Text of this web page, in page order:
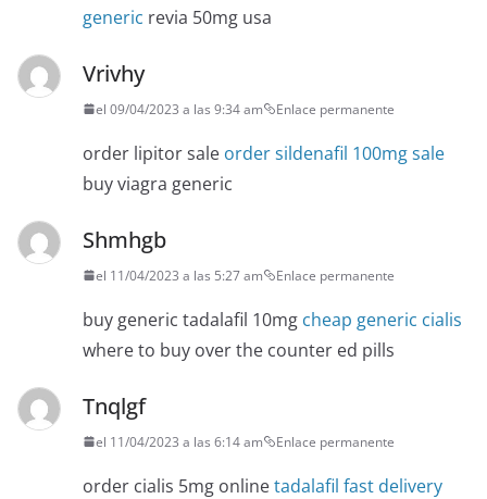
generic revia 50mg usa
Vrivhy
el 09/04/2023 a las 9:34 am Enlace permanente
order lipitor sale order sildenafil 100mg sale
buy viagra generic
Shmhgb
el 11/04/2023 a las 5:27 am Enlace permanente
buy generic tadalafil 10mg cheap generic cialis
where to buy over the counter ed pills
Tnqlgf
el 11/04/2023 a las 6:14 am Enlace permanente
order cialis 5mg onlinetadalafil fast delivery